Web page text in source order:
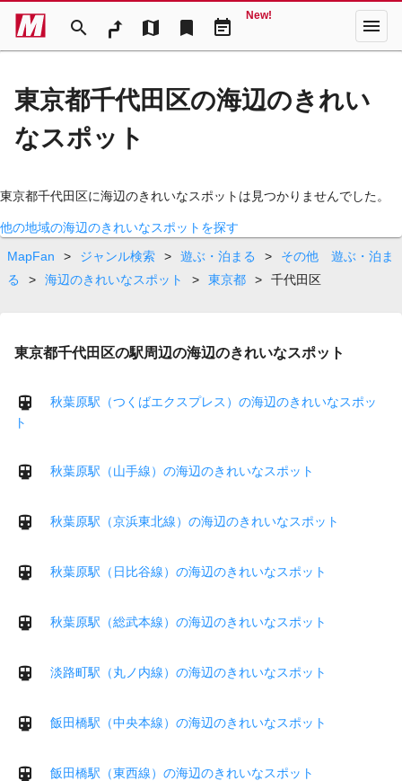
search map bookmark event_note
New! menu
東京都千代田区の海辺のきれい
なスポット
東京都千代田区に海辺のきれいなスポットは見つかりませんでした。
他の地域の海辺のきれいなスポットを探す
MapFan
> ジャンル検索 > 遊ぶ・泊まる >
その他 遊ぶ・泊ま
る
> 海辺のきれいなスポット > 東京都 > 千代田区
東京都千代田区の駅周辺の海辺のきれいなスポット
秋葉原駅（つくばエクスプレス）の海辺のきれいなスポッ
ト
秋葉原駅（山手線）の海辺のきれいなスポット
秋葉原駅（京浜東北線）の海辺のきれいなスポット
秋葉原駅（日比谷線）の海辺のきれいなスポット
秋葉原駅（総武本線）の海辺のきれいなスポット
淡路町駅（丸ノ内線）の海辺のきれいなスポット
飯田橋駅（中央本線）の海辺のきれいなスポット
飯田橋駅（東西線）の海辺のきれいなスポット